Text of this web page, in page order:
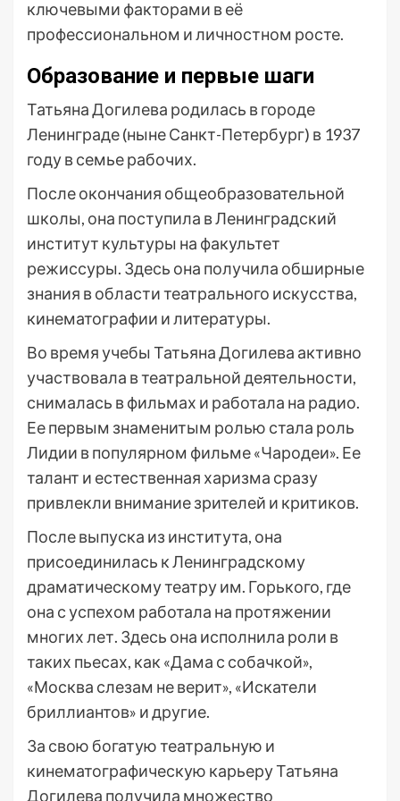
ключевыми факторами в её
профессиональном и личностном росте.
Образование и первые шаги
Татьяна Догилева родилась в городе
Ленинграде (ныне Санкт-Петербург) в 1937
году в семье рабочих.
После окончания общеобразовательной
школы, она поступила в Ленинградский
институт культуры на факультет
режиссуры. Здесь она получила обширные
знания в области театрального искусства,
кинематографии и литературы.
Во время учебы Татьяна Догилева активно
участвовала в театральной деятельности,
снималась в фильмах и работала на радио.
Ее первым знаменитым ролью стала роль
Лидии в популярном фильме «Чародеи». Ее
талант и естественная харизма сразу
привлекли внимание зрителей и критиков.
После выпуска из института, она
присоединилась к Ленинградскому
драматическому театру им. Горького, где
она с успехом работала на протяжении
многих лет. Здесь она исполнила роли в
таких пьесах, как «Дама с собачкой»,
«Москва слезам не верит», «Искатели
бриллиантов» и другие.
За свою богатую театральную и
кинематографическую карьеру Татьяна
Догилева получила множество